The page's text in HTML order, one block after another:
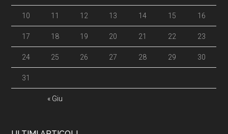
« Giu
10 11 12 13 14 15 16
17 18 19 20 21 22 23
24 25 26 27 28 29 30
31